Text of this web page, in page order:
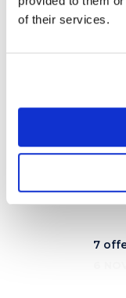
of their services.
risvegliare le
che tutti i
sotto i
sono come
[/su_highlight]
7